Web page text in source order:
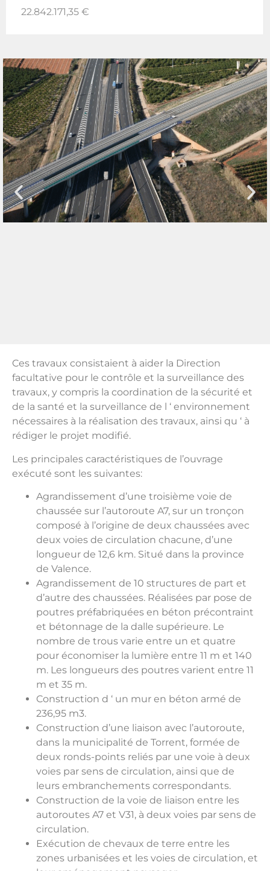
22.842.171,35 €
Ces travaux consistaient à aider la Direction
facultative pour le contrôle et la surveillance des
travaux, y compris la coordination de la sécurité et
de la santé et la surveillance de l ‘ environnement
nécessaires à la réalisation des travaux, ainsi qu ‘ à
rédiger le projet modifié.
Les principales caractéristiques de l’ouvrage
exécuté sont les suivantes:
Agrandissement d’une troisième voie de
chaussée sur l’autoroute A7, sur un tronçon
composé à l’origine de deux chaussées avec
deux voies de circulation chacune, d’une
longueur de 12,6 km. Situé dans la province
de Valence.
Agrandissement de 10 structures de part et
d’autre des chaussées. Réalisées par pose de
poutres préfabriquées en béton précontraint
et bétonnage de la dalle supérieure. Le
nombre de trous varie entre un et quatre
pour économiser la lumière entre 11 m et 140
m. Les longueurs des poutres varient entre 11
m et 35 m.
Construction d ‘ un mur en béton armé de
236,95 m3.
Construction d’une liaison avec l’autoroute,
dans la municipalité de Torrent, formée de
deux ronds-points reliés par une voie à deux
voies par sens de circulation, ainsi que de
leurs embranchements correspondants.
Construction de la voie de liaison entre les
autoroutes A7 et V31, à deux voies par sens de
circulation.
Exécution de chevaux de terre entre les
zones urbanisées et les voies de circulation, et